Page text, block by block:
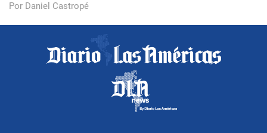
Por Daniel Castropé